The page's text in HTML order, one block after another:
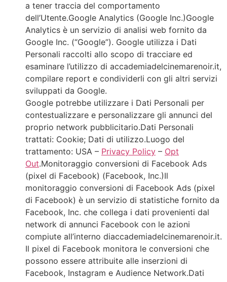
a tener traccia del comportamento
dell’Utente.Google Analytics (Google Inc.)Google
Analytics è un servizio di analisi web fornito da
Google Inc. (“Google”). Google utilizza i Dati
Personali raccolti allo scopo di tracciare ed
esaminare l’utilizzo di accademiadelcinemarenoir.it,
compilare report e condividerli con gli altri servizi
sviluppati da Google.
Google potrebbe utilizzare i Dati Personali per
contestualizzare e personalizzare gli annunci del
proprio network pubblicitario.Dati Personali
trattati: Cookie; Dati di utilizzo.Luogo del
trattamento: USA – Privacy Policy – Opt
Out.Monitoraggio conversioni di Facebook Ads
(pixel di Facebook) (Facebook, Inc.)Il
monitoraggio conversioni di Facebook Ads (pixel
di Facebook) è un servizio di statistiche fornito da
Facebook, Inc. che collega i dati provenienti dal
network di annunci Facebook con le azioni
compiute all’interno diaccademiadelcinemarenoir.it.
Il pixel di Facebook monitora le conversioni che
possono essere attribuite alle inserzioni di
Facebook, Instagram e Audience Network.Dati